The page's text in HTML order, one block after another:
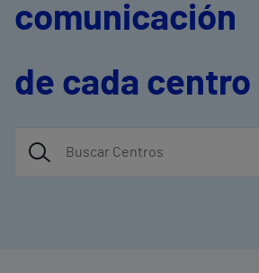
comunicación
de cada centro